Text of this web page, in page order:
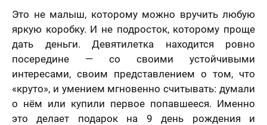
Это не малыш, которому можно вручить любую
яркую коробку. И не подросток, которому проще
дать деньги. Девятилетка находится ровно
посередине — со своими устойчивыми
интересами, своим представлением о том, что
«круто», и умением мгновенно считывать: думали
о нём или купили первое попавшееся. Именно
это делает подарок на 9 день рождения и